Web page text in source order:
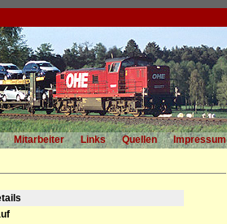
Mitarbeiter Links Quellen Impressum